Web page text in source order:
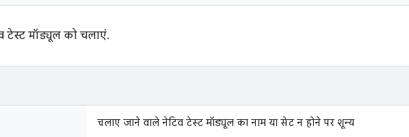
टेस्ट मॉड्यूल को चलाएं.
चलाए जाने वाले नेटिव टेस्ट मॉड्यूल का नाम या सेट न होने पर शून्य